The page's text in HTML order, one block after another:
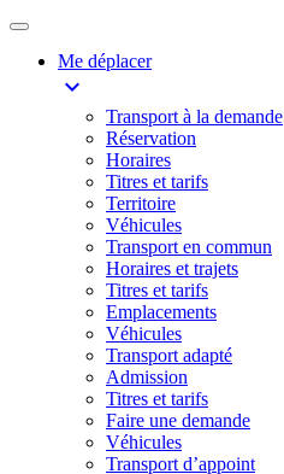
Me déplacer
expand_more
Transport à la demande
Réservation
Horaires
Titres et tarifs
Territoire
Véhicules
Transport en commun
Horaires et trajets
Titres et tarifs
Emplacements
Véhicules
Transport adapté
Admission
Titres et tarifs
Faire une demande
Véhicules
Transport d’appoint